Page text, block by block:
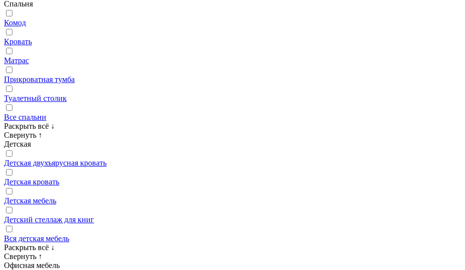
Спальня
Комод
Кровать
Матрас
Прикроватная тумба
Туалетный столик
Все спальни
Раскрыть всё ↓
Свернуть ↑
Детская
Детская двухъярусная кровать
Детская кровать
Детская мебель
Детский стеллаж для книг
Вся детская мебель
Раскрыть всё ↓
Свернуть ↑
Офисная мебель